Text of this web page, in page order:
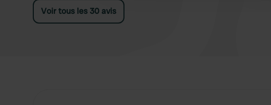
Voir tous les 30 avis